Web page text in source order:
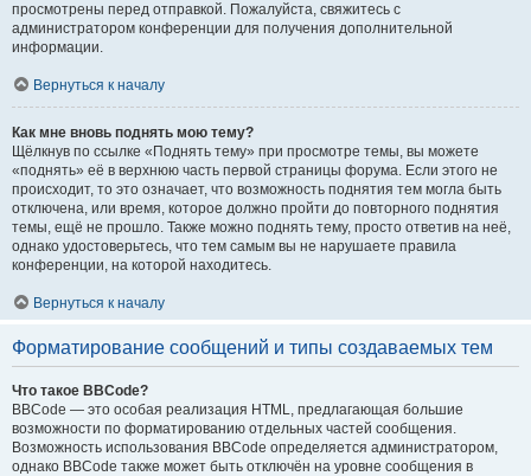
просмотрены перед отправкой. Пожалуйста, свяжитесь с
администратором конференции для получения дополнительной
информации.
Вернуться к началу
Как мне вновь поднять мою тему?
Щёлкнув по ссылке «Поднять тему» при просмотре темы, вы можете
«поднять» её в верхнюю часть первой страницы форума. Если этого не
происходит, то это означает, что возможность поднятия тем могла быть
отключена, или время, которое должно пройти до повторного поднятия
темы, ещё не прошло. Также можно поднять тему, просто ответив на неё,
однако удостоверьтесь, что тем самым вы не нарушаете правила
конференции, на которой находитесь.
Вернуться к началу
Форматирование сообщений и типы создаваемых тем
Что такое BBCode?
BBCode — это особая реализация HTML, предлагающая большие
возможности по форматированию отдельных частей сообщения.
Возможность использования BBCode определяется администратором,
однако BBCode также может быть отключён на уровне сообщения в